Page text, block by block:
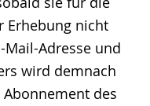
Erhebung nicht
Adresse und
wird demnach
des